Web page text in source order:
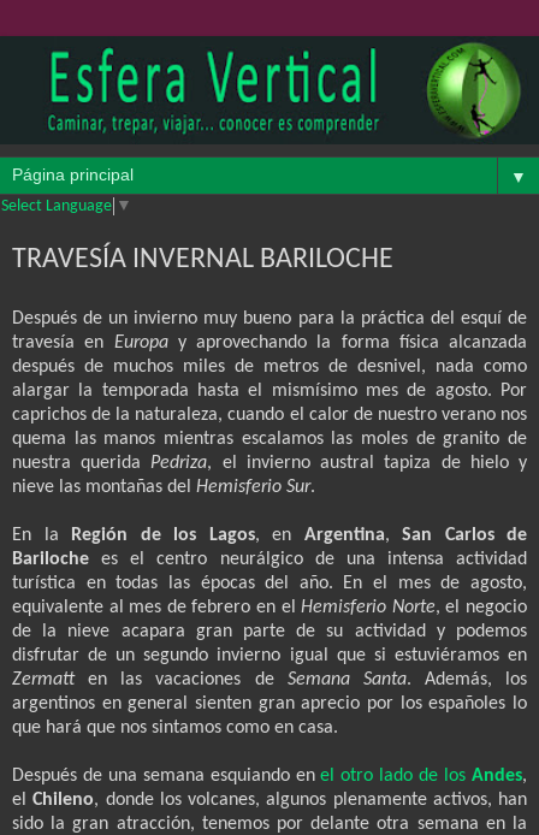
▼
Select Language ▼
TRAVESÍA INVERNAL BARILOCHE
Después de un invierno muy bueno para la práctica del esquí de
travesía en Europa y aprovechando la forma física alcanzada
después de muchos miles de metros de desnivel, nada como
alargar la temporada hasta el mismísimo mes de agosto. Por
caprichos de la naturaleza, cuando el calor de nuestro verano nos
quema las manos mientras escalamos las moles de granito de
nuestra querida Pedriza, el invierno austral tapiza de hielo y
nieve las montañas del Hemisferio Sur.
En la Región de los Lagos, en Argentina, San Carlos de
Barilochees el centro neurálgico de una intensa actividad
turística en todas las épocas del año. En el mes de agosto,
equivalente al mes de febrero en elHemisferio Norte, el negocio
de la nieve acapara gran parte de su actividad y podemos
disfrutar de un segundo invierno igual que si estuviéramos en
Zermatten las vacaciones de Semana Santa. Además, los
argentinos en general sienten gran aprecio por los españoles lo
que hará que nos sintamos como en casa.
Después de una semana esquiando enel otro lado de losAndes,
elChileno, donde los volcanes, algunos plenamente activos, han
sido la gran atracción, tenemos por delante otra semana en la